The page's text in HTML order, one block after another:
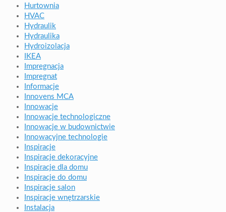
Hurtownia
HVAC
Hydraulik
Hydraulika
Hydroizolacja
IKEA
Impregnacja
Impregnat
Informacje
Innovens MCA
Innowacje
Innowacje technologiczne
Innowacje w budownictwie
Innowacyjne technologie
Inspiracje
Inspiracje dekoracyjne
Inspiracje dla domu
Inspiracje do domu
Inspiracje salon
Inspiracje wnętrzarskie
Instalacja